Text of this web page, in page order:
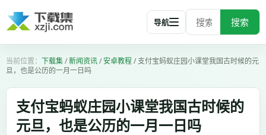
搜索
导航
下载集/新闻资讯/安卓教程/支付宝蚂蚁庄园小课堂我国古时候的元
旦，也是公历的一月一日吗
支付宝蚂蚁庄园小课堂我国古时候的
元旦，也是公历的一月一日吗